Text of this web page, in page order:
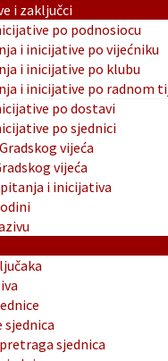
i zaključci
po podnosiocu
i inicijative po vijećniku
i inicijative po klubu
i inicijative po radnom
po dostavi
po sjednici
vijeća
vijeća
i inicijativa
sjednica
sjednica